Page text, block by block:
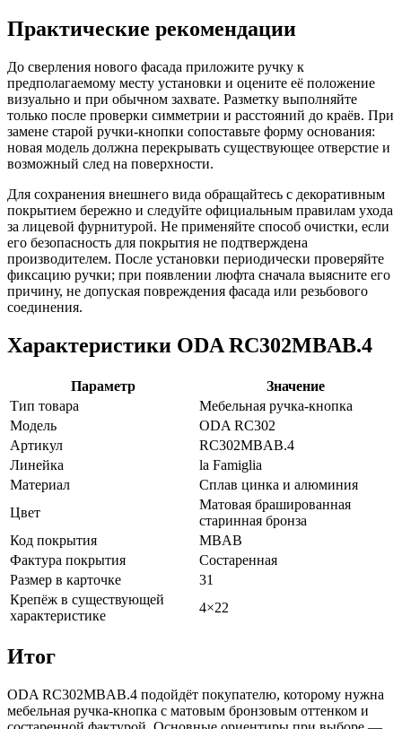
Практические рекомендации
До сверления нового фасада приложите ручку к
предполагаемому месту установки и оцените её положение
визуально и при обычном захвате. Разметку выполняйте
только после проверки симметрии и расстояний до краёв. При
замене старой ручки-кнопки сопоставьте форму основания:
новая модель должна перекрывать существующее отверстие и
возможный след на поверхности.
Для сохранения внешнего вида обращайтесь с декоративным
покрытием бережно и следуйте официальным правилам ухода
за лицевой фурнитурой. Не применяйте способ очистки, если
его безопасность для покрытия не подтверждена
производителем. После установки периодически проверяйте
фиксацию ручки; при появлении люфта сначала выясните его
причину, не допуская повреждения фасада или резьбового
соединения.
Характеристики ODA RC302MBAB.4
Параметр
Значение
Тип товара
Мебельная ручка-кнопка
Модель
ODA RC302
Артикул
RC302MBAB.4
Линейка
la Famiglia
Материал
Сплав цинка и алюминия
Цвет
Матовая брашированная
старинная бронза
Код покрытия
MBAB
Фактура покрытия
Состаренная
Размер в карточке
31
Крепёж в существующей
характеристике
4×22
Итог
ODA RC302MBAB.4 подойдёт покупателю, которому нужна
мебельная ручка-кнопка с матовым бронзовым оттенком и